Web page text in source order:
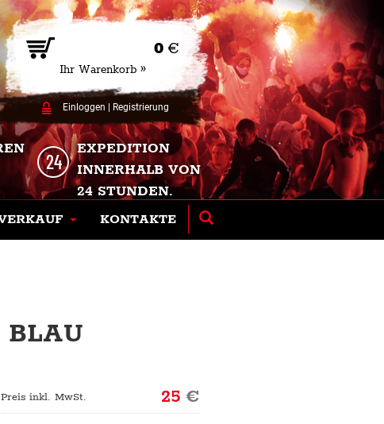
0 €
Ihr Warenkorb »
Einloggen Registrierung
EXPEDITION
INNERHALB VON
24 STUNDEN.
KONTAKTE
Preis inkl. MwSt. 25€